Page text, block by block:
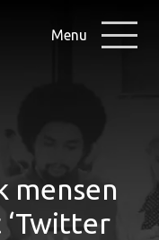
Menu
mensen